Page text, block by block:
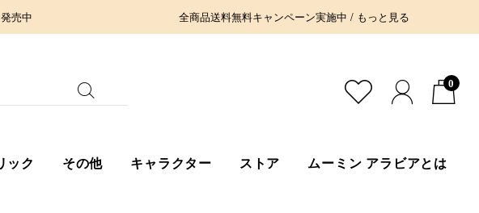
売中 全商品送料無料キャンペーン実施中 / もっと見る
0
ック その他 キャラクター ストア ムーミン アラビアとは